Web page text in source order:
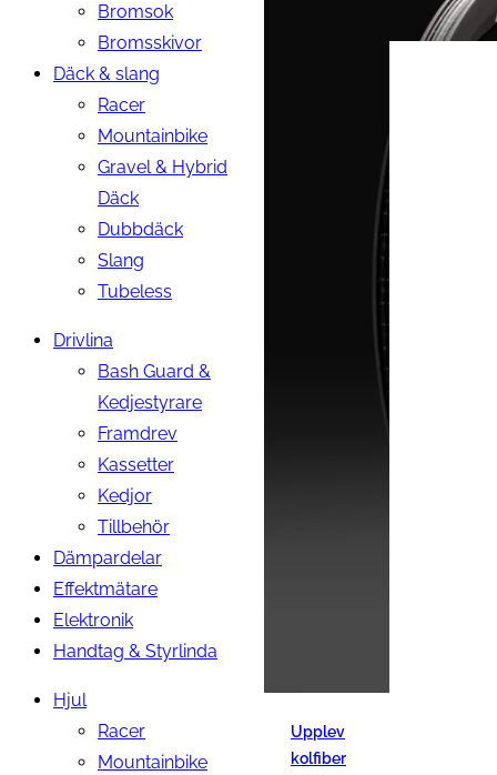
Bromsok
Bromsskivor
Däck & slang
Racer
Mountainbike
Gravel & Hybrid
Däck
Dubbdäck
Slang
Tubeless
Drivlina
Bash Guard &
Kedjestyrare
Framdrev
Kassetter
Kedjor
Tillbehör
Dämpardelar
Effektmätare
Elektronik
Handtag & Styrlinda
Hjul
Racer
Mountainbike
Upplev
kolfiber